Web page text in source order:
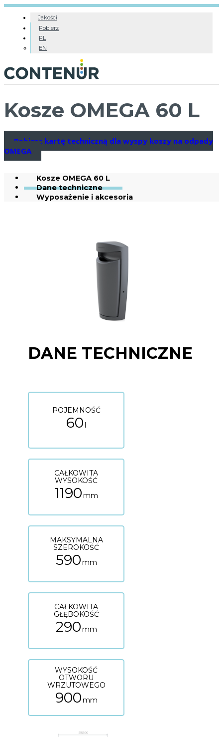
Jakości
Pobierz
PL
EN
Kosze OMEGA 60 L
Pobierz kartę techniczną dla wyspy koszy na odpady
OMEGA
Kosze OMEGA 60 L
Dane techniczne
Wyposażenie i akcesoria
DANE TECHNICZNE
POJEMNOŚĆ
60l
CAŁKOWITA
WYSOKOŚĆ
1190mm
MAKSYMALNA
SZEROKOŚĆ
590mm
CAŁKOWITA
GŁĘBOKOŚĆ
290mm
WYSOKOŚĆ
OTWORU
WRZUTOWEGO
900mm